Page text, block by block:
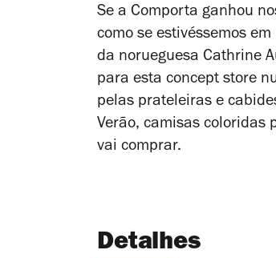
Se a Comporta ganhou
como se estivéssemos
da norueguesa Cathrine
para esta concept store
pelas prateleiras e
Verão, camisas coloridas
vai comprar.
Detalhes